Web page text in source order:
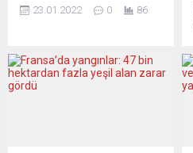
çarpışıyordu. Popüler bir
sona erdi. Yeni
başkan Merz, ancak bu
23.01.2022 0 86